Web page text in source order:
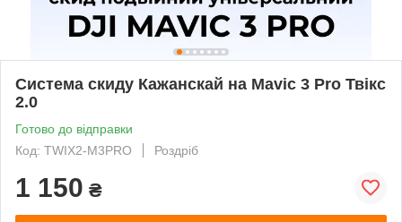
Система скиду Кажанскай на Mavic 3 Pro Твікс
2.0
Готово до відправки
Код: TWIX2-M3PRO
Роздріб
1 150 ₴